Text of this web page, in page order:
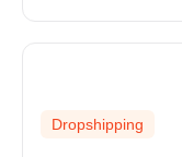
Dropshipping